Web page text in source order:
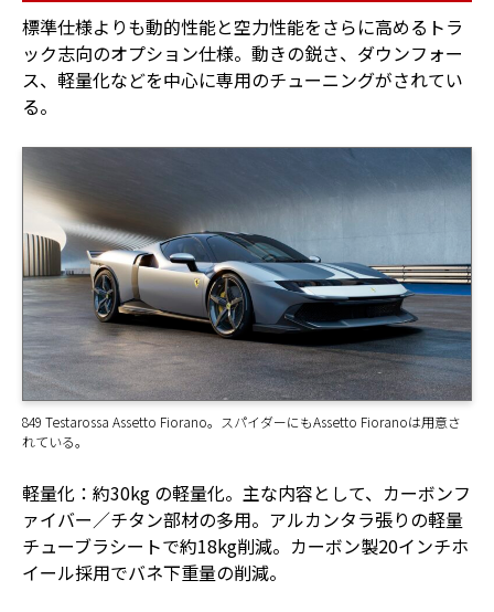
標準仕様よりも動的性能と空力性能をさらに高めるトラ
ック志向のオプション仕様。動きの鋭さ、ダウンフォー
ス、軽量化などを中心に専用のチューニングがされてい
る。
849 Testarossa Assetto Fiorano。スパイダーにもAssetto Fioranoは用意さ
れている。
軽量化：約30kg の軽量化。主な内容として、カーボンフ
ァイバー／チタン部材の多用。アルカンタラ張りの軽量
チューブラシートで約18kg削減。カーボン製20インチホ
イール採用でバネ下重量の削減。